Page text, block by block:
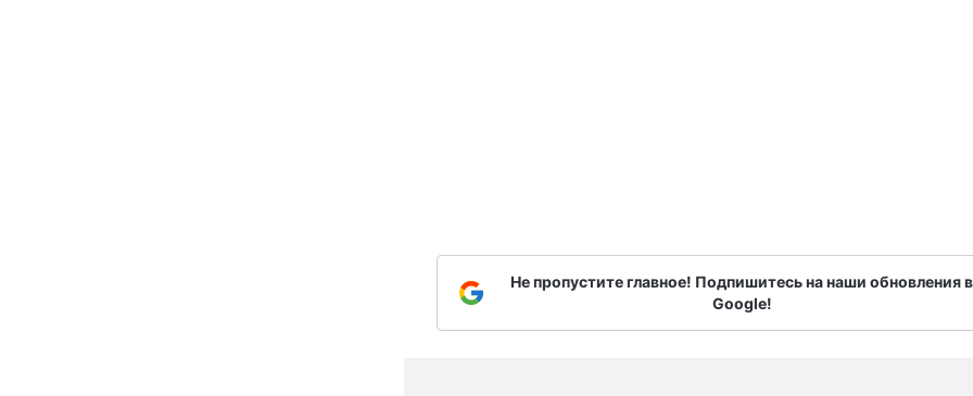
Не пропустите главное! Подпишитесь на наши обновления в
Google!